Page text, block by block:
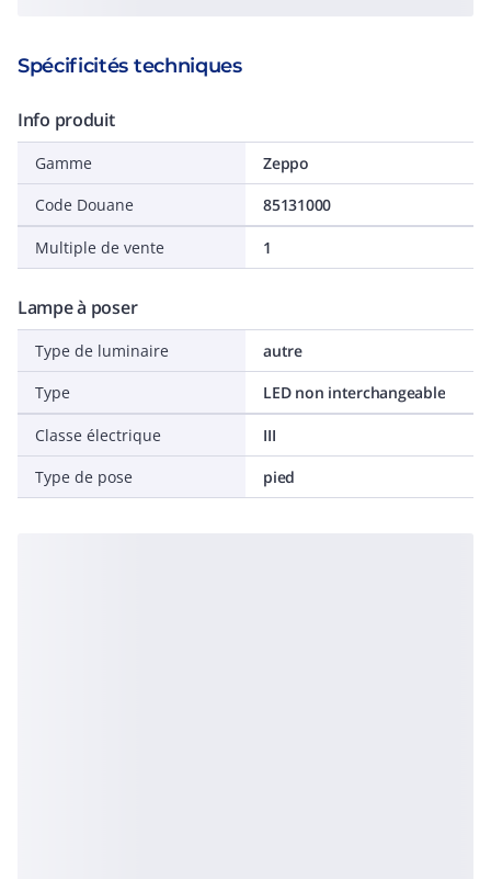
Spécificités techniques
Info produit
Gamme
Zeppo
Code Douane
85131000
Multiple de vente 1
Lampe à poser
Type de luminaire
autre
Type
LED non interchangeable
Classe électrique
III
Type de pose
pied